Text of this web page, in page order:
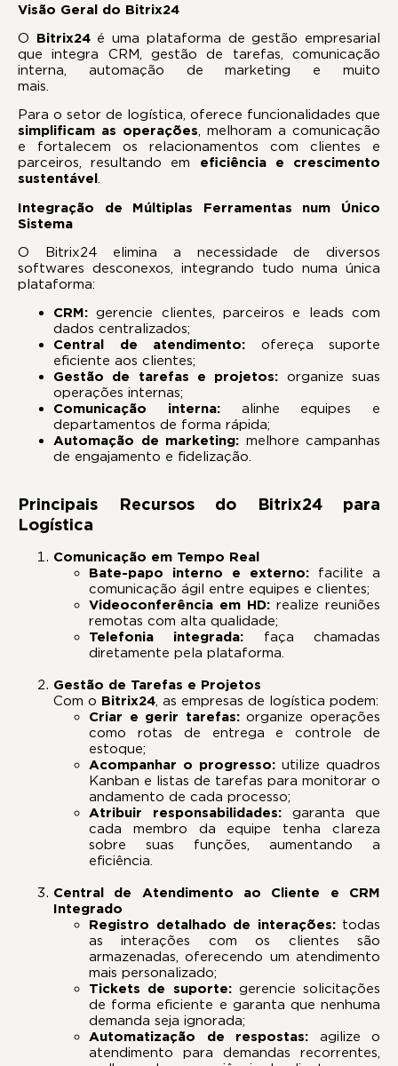
Visão Geral do Bitrix24
O Bitrix24é uma plataforma de gestão empresarial
que integra CRM, gestão de tarefas, comunicação
interna, automação de marketing e muito
mais.
Para o setor de logística, oferece funcionalidades que
simplificam as operações, melhoram a comunicação
e fortalecem os relacionamentos com clientes e
parceiros, resultando em eficiência e crescimento
sustentável.
Integração de Múltiplas Ferramentas num Único
Sistema
O Bitrix24 elimina a necessidade de diversos
softwares desconexos, integrando tudo numa única
plataforma:
CRM: gerencie clientes, parceiros e leads com
dados centralizados;
Central de atendimento: ofereça suporte
eficiente aos clientes;
Gestão de tarefas e projetos: organize suas
operações internas;
Comunicação interna:alinhe equipes e
departamentos de forma rápida;
Automação de marketing: melhore campanhas
de engajamento e fidelização.
Principais Recursos do Bitrix24 para
Logística
Comunicação em Tempo Real
Bate-papo interno e externo: facilite a
comunicação ágil entre equipes e clientes;
Videoconferência em HD: realize reuniões
remotas com alta qualidade;
Telefonia integrada: faça chamadas
diretamente pela plataforma.
Gestão de Tarefas e Projetos
Com o Bitrix24, as empresas de logística podem:
Criar e gerir tarefas:organize operações
como rotas de entrega e controle de
estoque;
Acompanhar o progresso: utilize quadros
Kanban e listas de tarefas para monitorar o
andamento de cada processo;
Atribuir responsabilidades: garanta que
cada membro da equipe tenha clareza
sobre suas funções, aumentando a
eficiência.
Central de Atendimento ao Cliente e CRM
Integrado
Registro detalhado de interações: todas
as interações com os clientes são
armazenadas, oferecendo um atendimento
mais personalizado;
Tickets de suporte:gerencie solicitações
de forma eficiente e garanta que nenhuma
demanda seja ignorada;
Automatização de respostas: agilize o
atendimento para demandas recorrentes,